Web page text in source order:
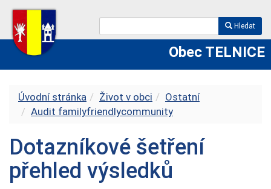
Hledat
Obec TELNICE
Úvodní stránka Život v obci
Ostatní
Audit familyfriendlycommunity
Dotazníkové šetření
přehled výsledků